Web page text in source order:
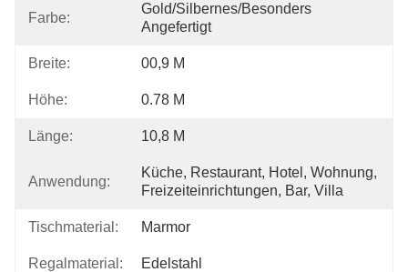
Farbe:
Gold/silbernes/besonders
Angefertigt
Breite: 00,9 M
Höhe: 0.78 M
Länge: 10,8 M
Anwendung:
Küche, Restaurant, Hotel, Wohnung,
Freizeiteinrichtungen, Bar, Villa
Tischmaterial: Marmor
Regalmaterial: Edelstahl